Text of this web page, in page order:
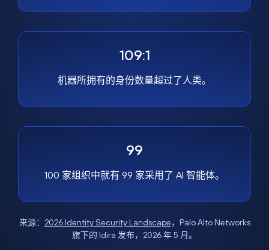
109:1
机器所拥有的身份数量超过了人类。
99
100 家组织中就有 99 家采用了 AI 智能体。
来源： 2026 Identity Security Landscape，Palo Alto Networks
旗下的 Idira 发布，2026 年 5 月。